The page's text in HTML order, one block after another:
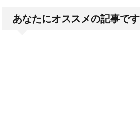
あなたにオススメの記事です